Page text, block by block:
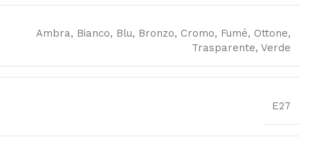
Ambra, Bianco, Blu, Bronzo, Cromo, Fumé, Ottone,
Trasparente, Verde
E27